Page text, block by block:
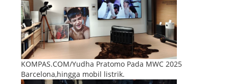
KOMPAS.COM/Yudha Pratomo Pada MWC 2025
Barcelona,hingga mobil listrik.